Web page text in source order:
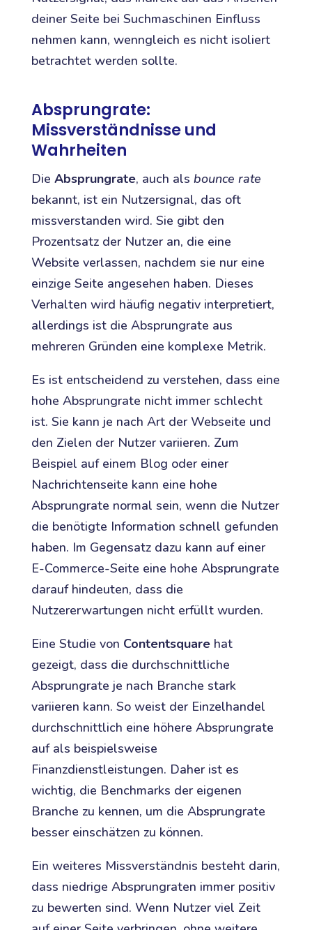
deiner Seite bei Suchmaschinen Einfluss
nehmen kann, wenngleich es nicht isoliert
betrachtet werden sollte.
Absprungrate:
Missverständnisse und
Wahrheiten
Die Absprungrate, auch als bounce rate
bekannt, ist ein Nutzersignal, das oft
missverstanden wird. Sie gibt den
Prozentsatz der Nutzer an, die eine
Website verlassen, nachdem sie nur eine
einzige Seite angesehen haben. Dieses
Verhalten wird häufig negativ interpretiert,
allerdings ist die Absprungrate aus
mehreren Gründen eine komplexe Metrik.
Es ist entscheidend zu verstehen, dass eine
hohe Absprungrate nicht immer schlecht
ist. Sie kann je nach Art der Webseite und
den Zielen der Nutzer variieren. Zum
Beispiel auf einem Blog oder einer
Nachrichtenseite kann eine hohe
Absprungrate normal sein, wenn die Nutzer
die benötigte Information schnell gefunden
haben. Im Gegensatz dazu kann auf einer
E-Commerce-Seite eine hohe Absprungrate
darauf hindeuten, dass die
Nutzererwartungen nicht erfüllt wurden.
Eine Studie von Contentsquarehat
gezeigt, dass die durchschnittliche
Absprungrate je nach Branche stark
variieren kann. So weist der Einzelhandel
durchschnittlich eine höhere Absprungrate
auf als beispielsweise
Finanzdienstleistungen. Daher ist es
wichtig, die Benchmarks der eigenen
Branche zu kennen, um die Absprungrate
besser einschätzen zu können.
Ein weiteres Missverständnis besteht darin,
dass niedrige Absprungraten immer positiv
zu bewerten sind. Wenn Nutzer viel Zeit